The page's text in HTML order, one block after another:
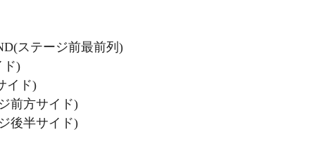
ステージ前最前列)
ド)
イド)
前方サイド)
後半サイド)